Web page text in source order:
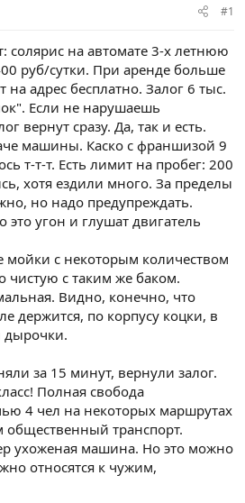
#1
солярис на автомате 3-х летнюю
руб/сутки. При аренде больше
адрес бесплатно. Залог 6 тыс.
Если не нарушаешь
вернут сразу. Да, так и есть.
машины. Каско с франшизой 9
т-т-т. Есть лимит на пробег: 200
хотя ездили много. За пределы
но надо предупреждать.
угон и глушат двигатель
с некоторым количеством
чистую с таким же баком.
Видно, конечно, что
держится, по корпусу коцки, в
дырочки.
за 15 минут, вернули залог.
Полная свобода
4 чел на некоторых маршрутах
транспорт.
ухоженая машина. Но это можно
относятся к чужим,